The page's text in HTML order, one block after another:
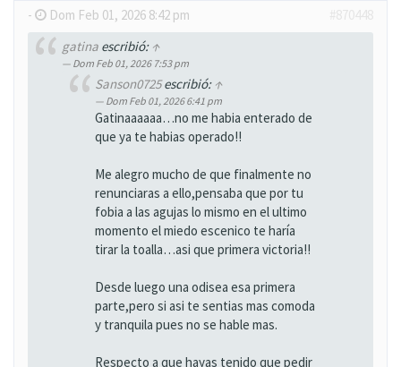
- Dom Feb 01, 2026 8:42 pm
gatinaescribió: ↑
Dom Feb 01, 2026 7:53 pm
Sanson0725escribió: ↑
Dom Feb 01, 2026 6:41 pm
Gatinaaaaaa…no me habia enterado de
que ya te habias operado!!
Me alegro mucho de que finalmente no
renunciaras a ello,pensaba que por tu
fobia a las agujas lo mismo en el ultimo
momento el miedo escenico te haría
tirar la toalla…asi que primera victoria!!
Desde luego una odisea esa primera
parte,pero si asi te sentias mas comoda
y tranquila pues no se hable mas.
Respecto a que hayas tenido que pedir